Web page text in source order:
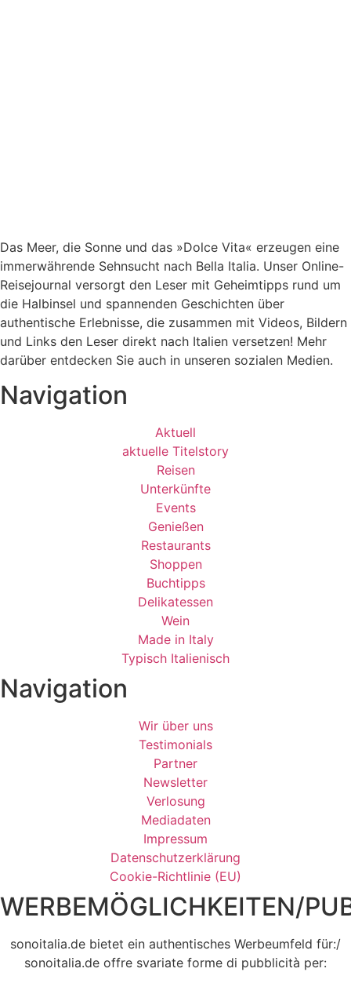
Das Meer, die Sonne und das »Dolce Vita« erzeugen eine
immerwährende Sehnsucht nach Bella Italia. Unser Online-
Reisejournal versorgt den Leser mit Geheimtipps rund um
die Halbinsel und spannenden Geschichten über
authentische Erlebnisse, die zusammen mit Videos, Bildern
und Links den Leser direkt nach Italien versetzen! Mehr
darüber entdecken Sie auch in unseren sozialen Medien.
Navigation
Aktuell
aktuelle Titelstory
Reisen
Unterkünfte
Events
Genießen
Restaurants
Shoppen
Buchtipps
Delikatessen
Wein
Made in Italy
Typisch Italienisch
Navigation
Wir über uns
Testimonials
Partner
Newsletter
Verlosung
Mediadaten
Impressum
Datenschutzerklärung
Cookie-Richtlinie (EU)
WERBEMÖGLICHKEITEN/
sonoitalia.de bietet ein authentisches Werbeumfeld für:/
sonoitalia.de offre svariate forme di pubblicità per: